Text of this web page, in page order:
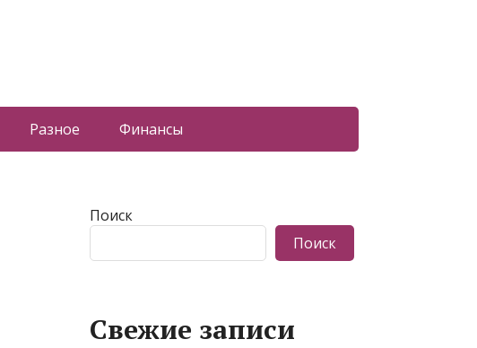
Разное Финансы
Поиск
Поиск
Свежие записи